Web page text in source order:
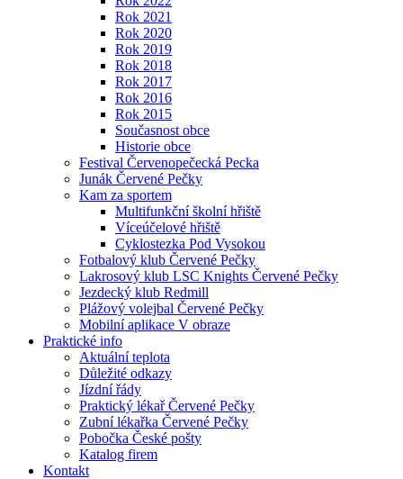
Rok 2021
Rok 2020
Rok 2019
Rok 2018
Rok 2017
Rok 2016
Rok 2015
Současnost obce
Historie obce
Festival Červenopečecká Pecka
Junák Červené Pečky
Kam za sportem
Multifunkční školní hřiště
Víceúčelové hřiště
Cyklostezka Pod Vysokou
Fotbalový klub Červené Pečky
Lakrosový klub LSC Knights Červené Pečky
Jezdecký klub Redmill
Plážový volejbal Červené Pečky
Mobilní aplikace V obraze
Praktické info
Aktuální teplota
Důležité odkazy
Jízdní řády
Praktický lékař Červené Pečky
Zubní lékařka Červené Pečky
Pobočka České pošty
Katalog firem
Kontakt